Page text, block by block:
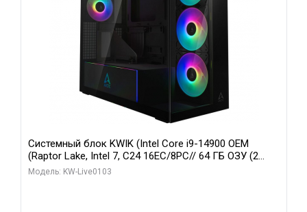
Системный блок KWIK (Intel Core i9-14900 OEM
(Raptor Lake, Intel 7, C24 16EC/8PC// 64 ГБ ОЗУ (2
модуля)/ Afox RTX4090 24GB GDDR6X 384-Bit 3xDP
Модель: KW-Live0103